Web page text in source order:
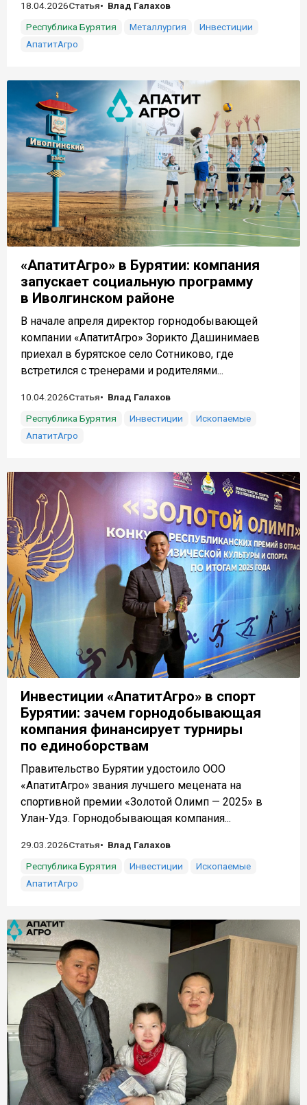
18.04.2026Статья
Влад Галахов
Республика Бурятия
Металлургия
Инвестиции
АпатитАгро
«АпатитАгро» в Бурятии: компания
запускает социальную программу
в Иволгинском районе
В начале апреля директор горнодобывающей
компании «АпатитАгро» Зорикто Дашинимаев
приехал в бурятское село Сотниково, где
встретился с тренерами и родителями...
10.04.2026Статья
Влад Галахов
Республика Бурятия
Инвестиции
Ископаемые
АпатитАгро
Инвестиции «АпатитАгро» в спорт
Бурятии: зачем горнодобывающая
компания финансирует турниры
по единоборствам
Правительство Бурятии удостоило ООО
«АпатитАгро» звания лучшего мецената на
спортивной премии «Золотой Олимп — 2025» в
Улан-Удэ. Горнодобывающая компания...
29.03.2026Статья
Влад Галахов
Республика Бурятия
Инвестиции
Ископаемые
АпатитАгро